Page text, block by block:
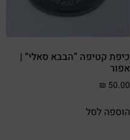
כיפת קטיפה ”הבבא סאלי” |
אפור
₪ 50.00
הוספה לסל